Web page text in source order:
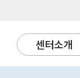
센터소개